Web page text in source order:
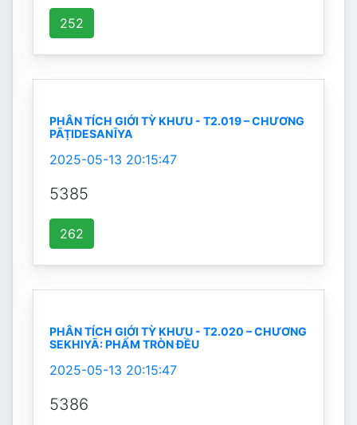
252
PHÂN TÍCH GIỚI TỲ KHƯU - T2.019 – CHƯƠNG
PĀṬIDESANĪYA
2025-05-13 20:15:47
5385
262
PHÂN TÍCH GIỚI TỲ KHƯU - T2.020 – CHƯƠNG
SEKHIYĀ: PHẨM TRÒN ĐỀU
2025-05-13 20:15:47
5386